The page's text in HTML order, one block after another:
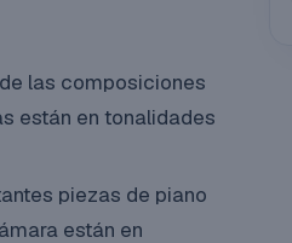
las composiciones
están en tonalidades
piezas de piano
están en